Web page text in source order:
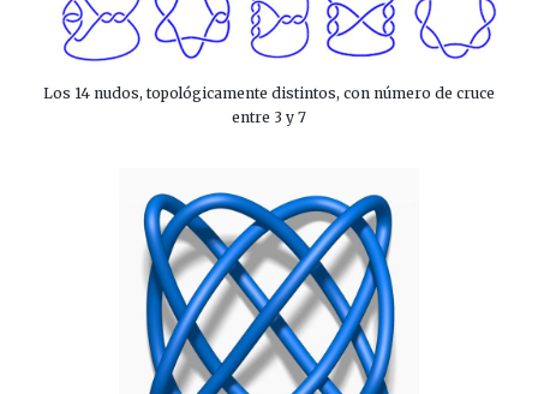
Los 14 nudos, topológicamente distintos, con número de cruce
entre 3 y 7